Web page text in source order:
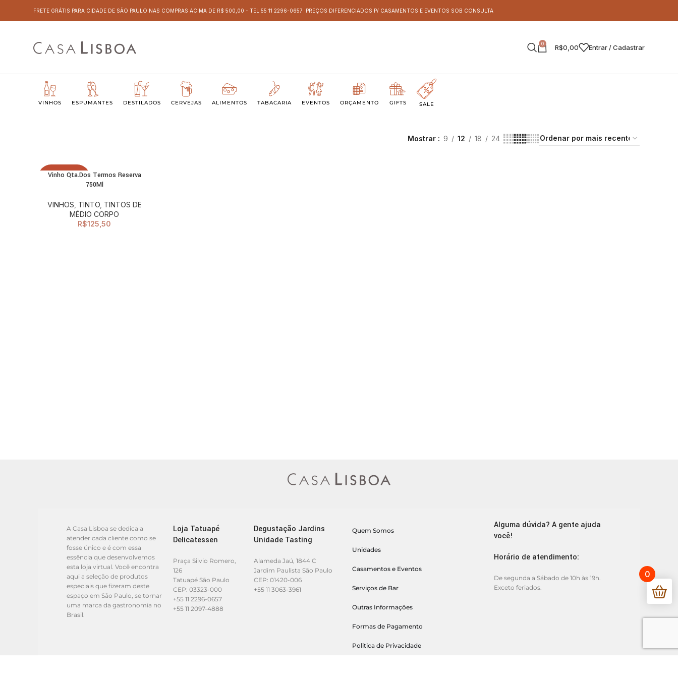
FRETE GRÁTIS PARA CIDADE DE SÃO PAULO NAS COMPRAS ACIMA DE R$ 500,00 - TEL 55 11 2296-0657 PREÇOS DIFERENCIADOS P/ CASAMENTOS E EVENTOS SOB CONSULTA
0 R$0,00 Entrar / Cadastrar
VINHOS ESPUMANTES DESTILADOS CERVEJAS ALIMENTOS TABACARIA EVENTOS ORÇAMENTO GIFTS SALE
Mostrar 9 12 18 24
ESGOTADO
LEIA MAIS
Vinho Qta.Dos Termos Reserva
750Ml
VINHOS TINTO, TINTOS DE
MÉDIO CORPO
R$125,50
A Casa Lisboa se dedica a
atender cada cliente como se
fosse único e é com essa
essência que desenvolvemos
esta loja virtual. Você encontra
aqui a seleção de produtos
especiais que fizeram deste
espaço em São Paulo, se tornar
uma marca da gastronomia no
Brasil.
Loja Tatuapé
Delicatessen
Praça Silvio Romero,
126
Tatuapé São Paulo
CEP: 03323-000
+55 11 2296-0657
+55 11 2097-4888
Degustação Jardins
Unidade Tasting
Alameda Jaú, 1844 C
Jardim Paulista São Paulo
CEP: 01420-006
+55 11 3063-3961
Quem Somos
Unidades
Casamentos e Eventos
Serviços de Bar
Outras Informações
Formas de Pagamento
Politica de Privacidade
Alguma dúvida? A gente ajuda
você!
Horário de atendimento:
De segunda a Sábado de 10h às 19h.
Exceto feriados.
0